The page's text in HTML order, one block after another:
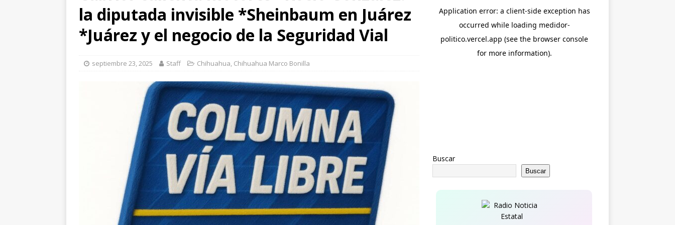
[ agosto 7, 2026 ] Clausura alcalde Marco Bonilla la Veraneada DIFertida 2026 en el
Parque Colibrí
CHIHUAHUA
la diputada invisible *Sheinbaum en Juárez
*Juárez y el negocio de la Seguridad Vial
septiembre 23, 2025 Staff Chihuahua, Chihuahua Marco Bonilla
Buscar
Buscar